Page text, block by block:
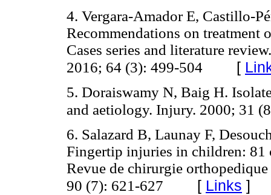
4. Vergara-Amador E, Castillo-
Recommendations on
Cases series and literature
2016; 64 (3): 499-504 [
5. Doraiswamy N, Baig H.
and aetiology. Injury. 2000; 31
6. Salazard B, Launay F,
Fingertip injuries in children: 81
Revue de chirurgie
90 (7): 621-627 [ Links ]